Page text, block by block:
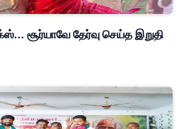
சூர்யாவே தேர்வு செய்த இறுதி